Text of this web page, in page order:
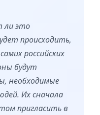
ли это
происходить,
российских
будут
необходимые
Их сначала
пригласить в